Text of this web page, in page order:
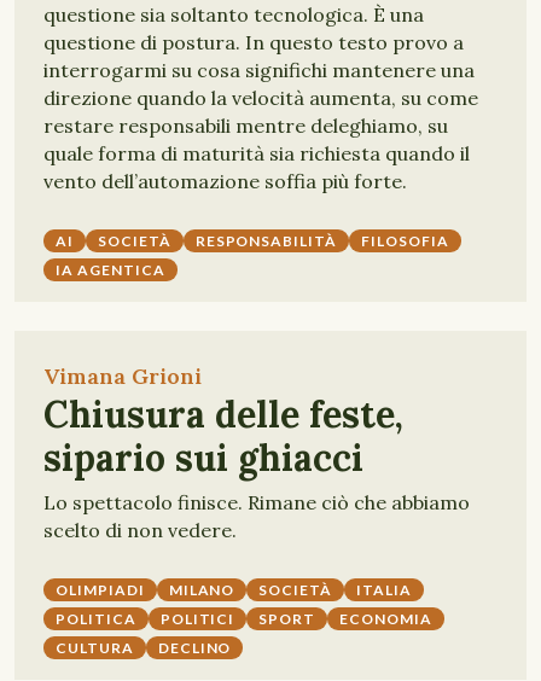
questione sia soltanto tecnologica. È una
questione di postura. In questo testo provo a
interrogarmi su cosa significhi mantenere una
direzione quando la velocità aumenta, su come
restare responsabili mentre deleghiamo, su
quale forma di maturità sia richiesta quando il
vento dell’automazione soffia più forte.
AI SOCIETÀ RESPONSABILITÀ
FILOSOFIA
IA AGENTICA
Vimana Grioni
Chiusura delle feste,
sipario sui ghiacci
Lo spettacolo finisce. Rimane ciò che abbiamo
scelto di non vedere.
OLIMPIADI MILANO SOCIETÀ
ITALIA
POLITICA
POLITICI SPORT
ECONOMIA
CULTURA
DECLINO